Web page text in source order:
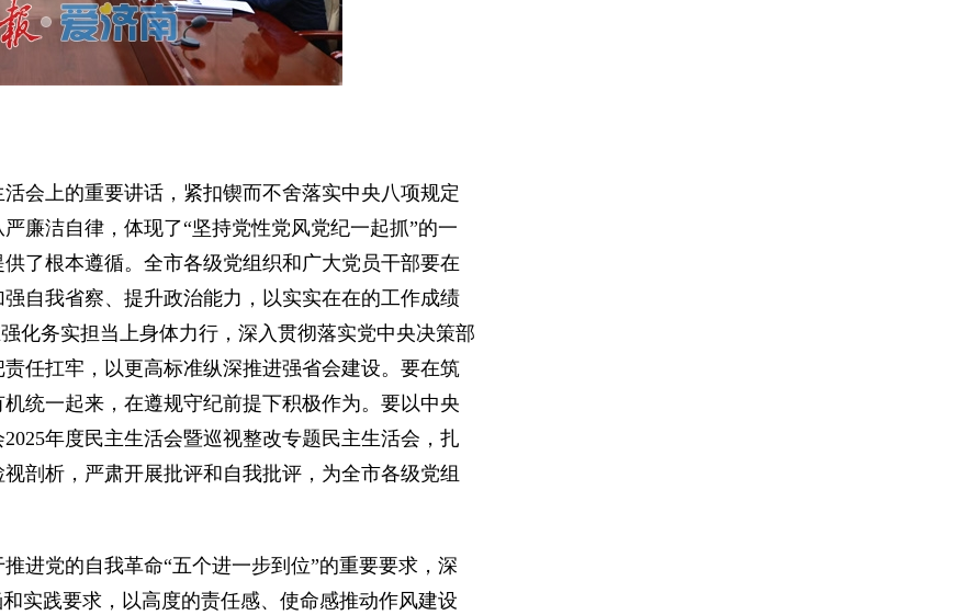
上的重要讲话，紧扣锲而不舍落实中央八项规定
廉洁自律，体现了“坚持党性党风党纪一起抓”的一
了根本遵循。全市各级党组织和广大党员干部要在
自我省察、提升政治能力，以实实在在的工作成绩
化务实担当上身体力行，深入贯彻落实党中央决策部
任扛牢，以更高标准纵深推进强省会建设。要在筑
统一起来，在遵规守纪前提下积极作为。要以中央
年度民主生活会暨巡视整改专题民主生活会，扎
剖析，严肃开展批评和自我批评，为全市各级党组
党的自我革命“五个进一步到位”的重要要求，深
实践要求，以高度的责任感、使命感推动作风建设